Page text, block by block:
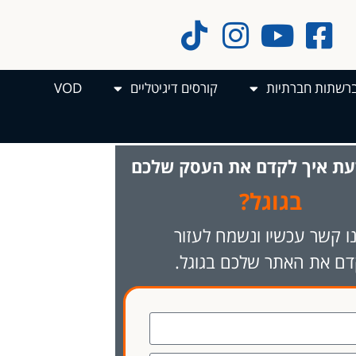
חברתיות קורסים דיגיטליים VOD
איך לקדם את העסק שלכם
בגוגל?
קשר עכשיו ונשמח לעזור
את האתר שלכם בגוגל.